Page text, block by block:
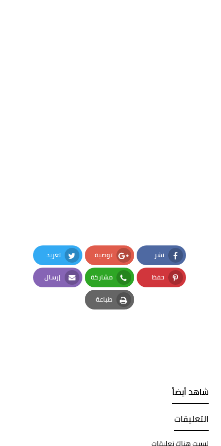
نشر
Facebook
توصية
Google Plus
تغريد
Twitter
حفظ
Pinterest
مشاركة
Whatsapp
إرسال
Email
طباعة
Print
شاهد أيضاً
التعليقات